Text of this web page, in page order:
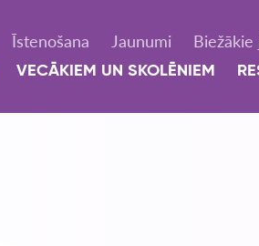
Īstenošana Jaunumi Biežākie
VECĀKIEM UN SKOLĒNIEM